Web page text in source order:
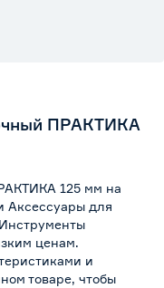
ПРАКТИКА
125 мм на
Аксессуары для
ценам.
и
товаре, чтобы